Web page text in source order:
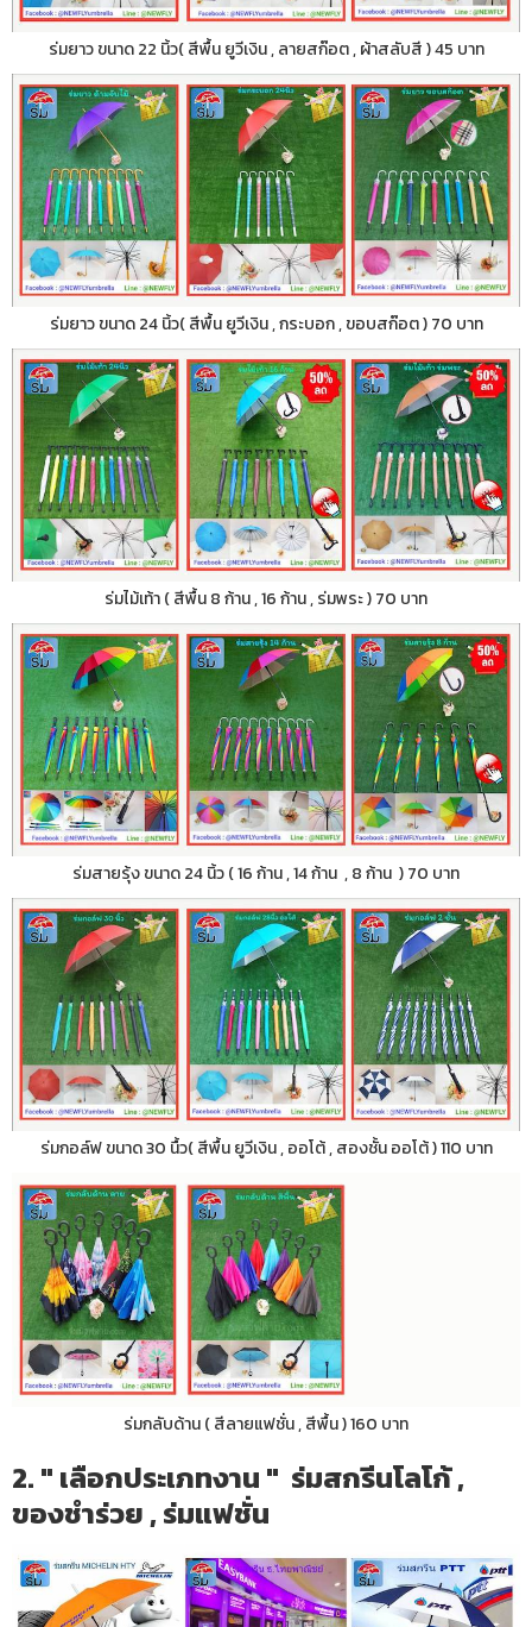
ร่มยาว ขนาด 22 นิ้ว( สีพื้น ยูวีเงิน , ลายสก๊อต , ผ้าสลับสี ) 45 บาท
ร่มยาว ขนาด 24 นิ้ว( สีพื้น ยูวีเงิน , กระบอก , ขอบสก๊อต ) 70 บาท
ร่มไม้เท้า ( สีพื้น 8 ก้าน , 16 ก้าน , ร่มพระ ) 70 บาท
ร่มสายรุ้ง ขนาด 24 นิ้ว ( 16 ก้าน , 14 ก้าน , 8 ก้าน ) 70 บาท
ร่มกอล์ฟ ขนาด 30 นื้ว( สีพื้น ยูวีเงิน , ออโต้ , สองชั้น ออโต้ ) 110 บาท
ร่มกลับด้าน ( สีลายแฟชั่น , สีพื้น ) 160 บาท
2. " เลือกประเภทงาน " ร่มสกรีนโลโก้ ,
ของชำร่วย , ร่มแฟชั่น